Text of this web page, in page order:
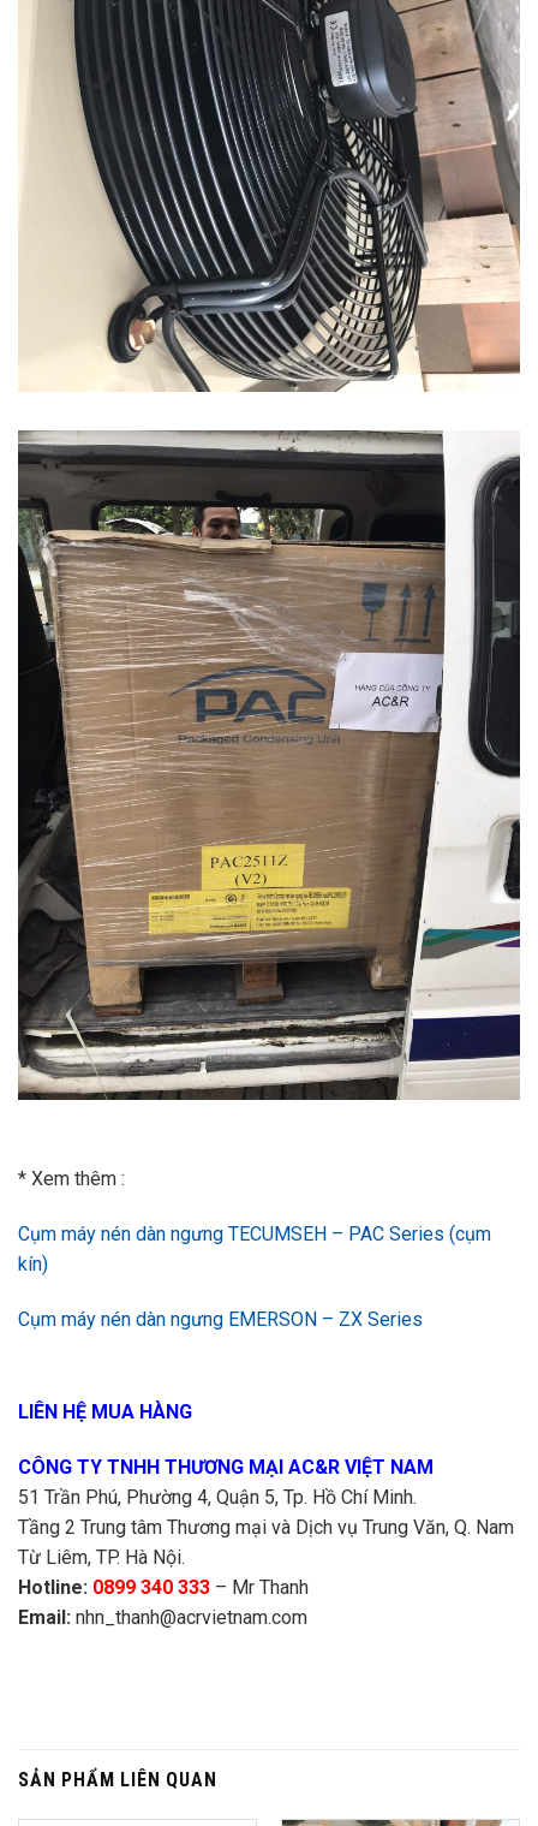
* Xem thêm :
Cụm máy nén dàn ngưng TECUMSEH – PAC Series (cụm
kín)
Cụm máy nén dàn ngưng EMERSON – ZX Series
LIÊN HỆ MUA HÀNG
CÔNG TY TNHH THƯƠNG MẠI AC&R VIỆT NAM
51 Trần Phú, Phường 4, Quận 5, Tp. Hồ Chí Minh.
Tầng 2 Trung tâm Thương mại và Dịch vụ Trung Văn, Q. Nam
Từ Liêm, TP. Hà Nội.
Hotline: 0899 340 333 – Mr Thanh
Email: nhn_thanh@acrvietnam.com
SẢN PHẨM LIÊN QUAN